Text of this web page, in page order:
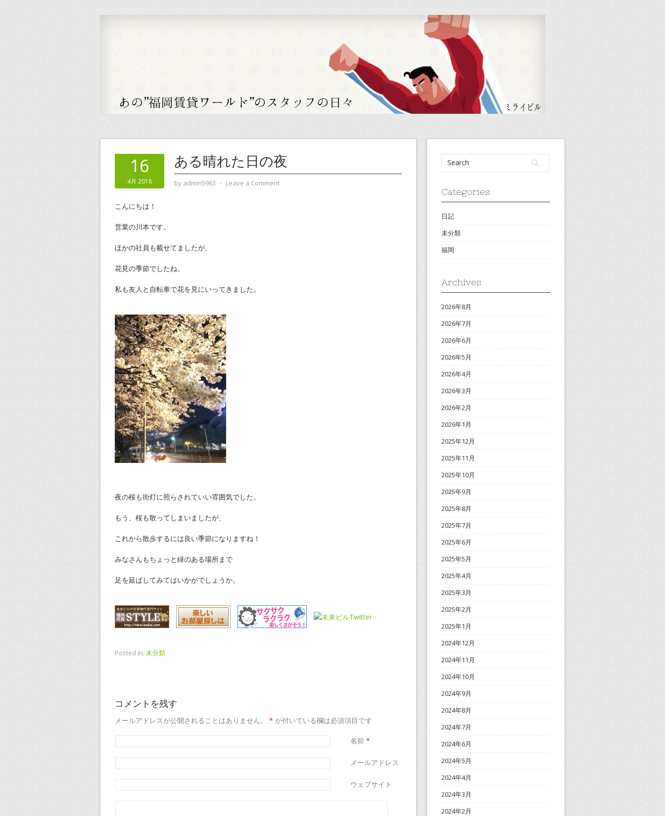
16
4月 2018
ある晴れた日の夜
by admin5963 ⋅ Leave a Comment
こんにちは！
営業の川本です。
ほかの社員も載せてましたが、
花見の季節でしたね。
私も友人と自転車で花を見にいってきました。
夜の桜も街灯に照らされていい雰囲気でした。
もう、桜も散ってしまいましたが、
これから散歩するには良い季節になりますね！
みなさんもちょっと緑のある場所まで
足を延ばしてみてはいかがでしょうか。
Posted in: 未分類
コメントを残す
メールアドレスが公開されることはありません。 * が付いている欄は必須項目です
名前 *
メールアドレス
ウェブサイト
Categories
日記
未分類
福岡
Archives
2026年8月
2026年7月
2026年6月
2026年5月
2026年4月
2026年3月
2026年2月
2026年1月
2025年12月
2025年11月
2025年10月
2025年9月
2025年8月
2025年7月
2025年6月
2025年5月
2025年4月
2025年3月
2025年2月
2025年1月
2024年12月
2024年11月
2024年10月
2024年9月
2024年8月
2024年7月
2024年6月
2024年5月
2024年4月
2024年3月
2024年2月